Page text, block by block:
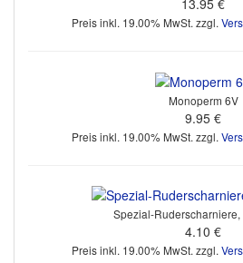
Preis inkl. 19.00% MwSt. zzgl.
Monoperm 6V
9.95 €
Preis inkl. 19.00% MwSt. zzgl.
Spezial-Ruderscharniere,
4.10 €
Preis inkl. 19.00% MwSt. zzgl.